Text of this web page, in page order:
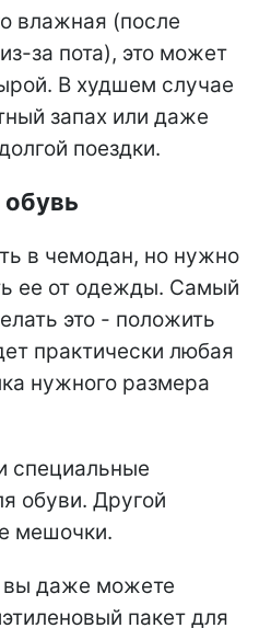
влажная (после
за пота), это может
В худшем случае
запах или даже
поездки.
обувь
в чемодан, но нужно
ее от одежды. Самый
это - положить
практически любая
нужного размера
специальные
обуви. Другой
мешочки.
вы даже можете
пакет для